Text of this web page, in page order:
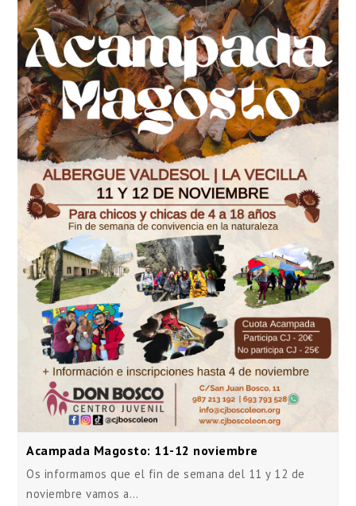
Acampada Magosto: 11-12 noviembre
Os informamos que el fin de semana del 11 y 12 de
noviembre vamos a…